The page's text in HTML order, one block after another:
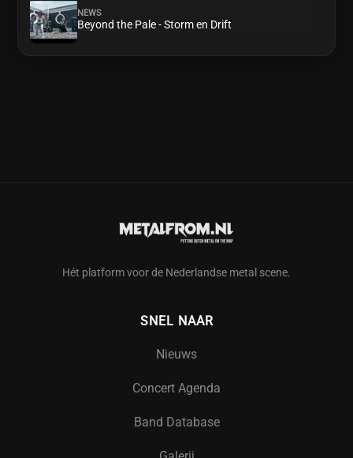
NEWS
Beyond the Pale - Storm en Drift
Hét platform voor de Nederlandse metal scene.
SNEL NAAR
Nieuws
Concert Agenda
Band Database